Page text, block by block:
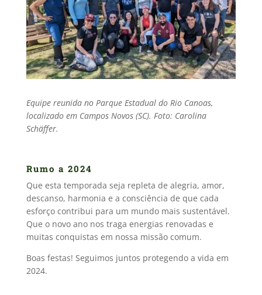
Equipe reunida no Parque Estadual do Rio Canoas,
localizado em Campos Novos (SC). Foto: Carolina
Schäffer.
Rumo a 2024
Que esta temporada seja repleta de alegria, amor,
descanso, harmonia e a consciência de que cada
esforço contribui para um mundo mais sustentável.
Que o novo ano nos traga energias renovadas e
muitas conquistas em nossa missão comum.
Boas festas! Seguimos juntos protegendo a vida em
2024.